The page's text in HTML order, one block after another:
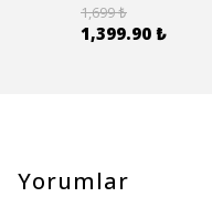
1,699 ₺
1,399.90 ₺
Yorumlar